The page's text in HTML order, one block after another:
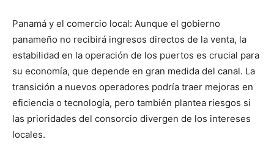
Panamá y el comercio local: Aunque el gobierno
panameño no recibirá ingresos directos de la venta, la
estabilidad en la operación de los puertos es crucial para
su economía, que depende en gran medida del canal. La
transición a nuevos operadores podría traer mejoras en
eficiencia o tecnología, pero también plantea riesgos si
las prioridades del consorcio divergen de los intereses
locales.